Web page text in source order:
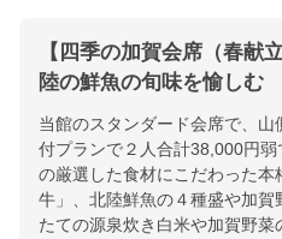
【四季の加賀会席（春献
陸の鮮魚の旬味を愉しむ
当館のスタンダード会席で、
付プランで２人合計38,000円弱
の厳選した食材にこだわった
牛」、北陸鮮魚の４種盛や加賀
たての源泉炊き白米や加賀野